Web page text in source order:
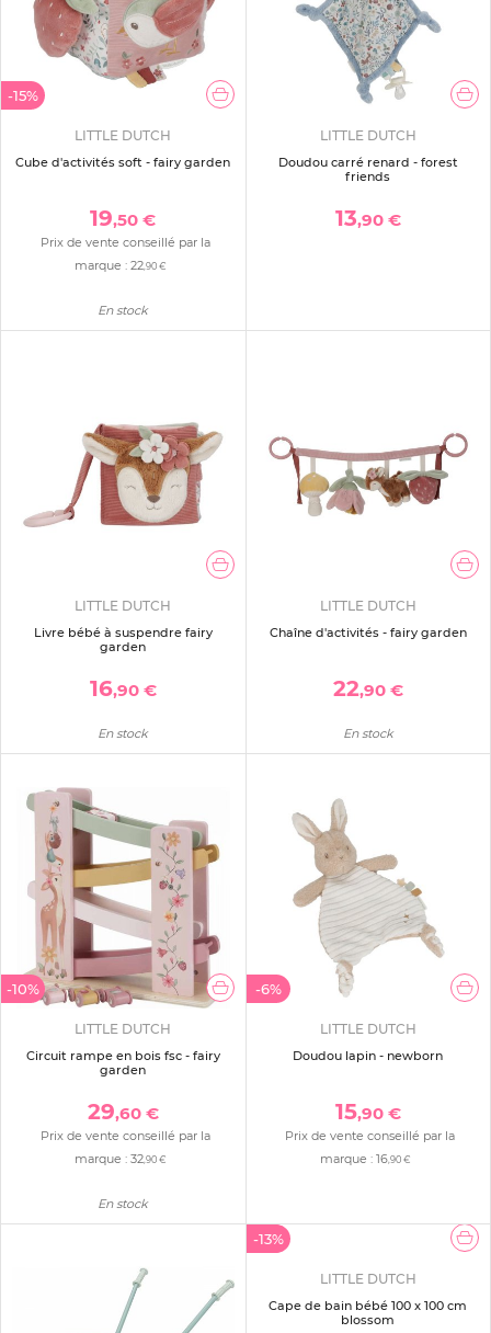
-15%
LITTLE DUTCH
Cube d'activités soft - fairy garden
19,50 €
Prix de vente conseillé par la
marque :22,90 €
En stock
LITTLE DUTCH
Doudou carré renard - forest
friends
13,90 €
LITTLE DUTCH
Livre bébé à suspendre fairy
garden
16,90 €
En stock
LITTLE DUTCH
Chaîne d'activités - fairy garden
22,90 €
En stock
-10%
LITTLE DUTCH
Circuit rampe en bois fsc - fairy
garden
29,60 €
Prix de vente conseillé par la
marque :32 ,90 €
En stock
-6%
LITTLE DUTCH
Doudou lapin - newborn
15,90 €
Prix de vente conseillé par la
marque :16 ,90 €